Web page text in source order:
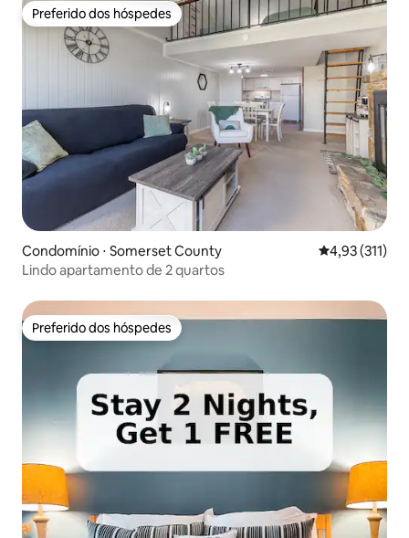
Preferido dos hóspedes
Preferido dos hóspedes
Condomínio ⋅ Somerset County 4,93 de uma
4,93 (311)
Lindo apartamento de 2 quartos
Preferido dos hóspedes
Preferido dos hóspedes